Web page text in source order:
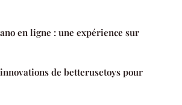
en ligne : une expérience sur
de betterusetoys pour